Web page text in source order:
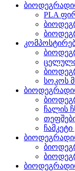
PLA
სოკოს
ჩალის